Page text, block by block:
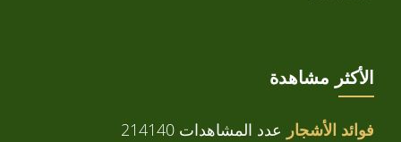
الأكثر مشاهدة
فوائد الأشجار عدد المشاهدات 214140